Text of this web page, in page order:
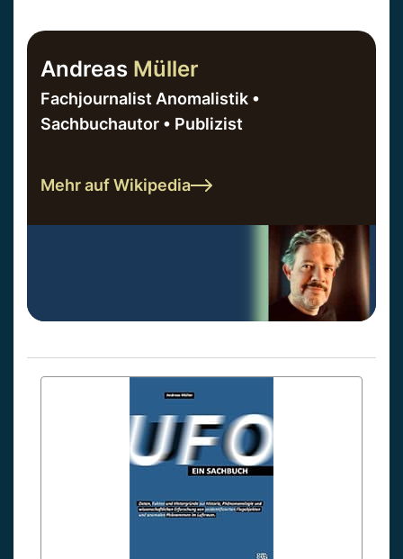
Andreas Müller
Fachjournalist Anomalistik •
Sachbuchautor • Publizist
Mehr auf Wikipedia